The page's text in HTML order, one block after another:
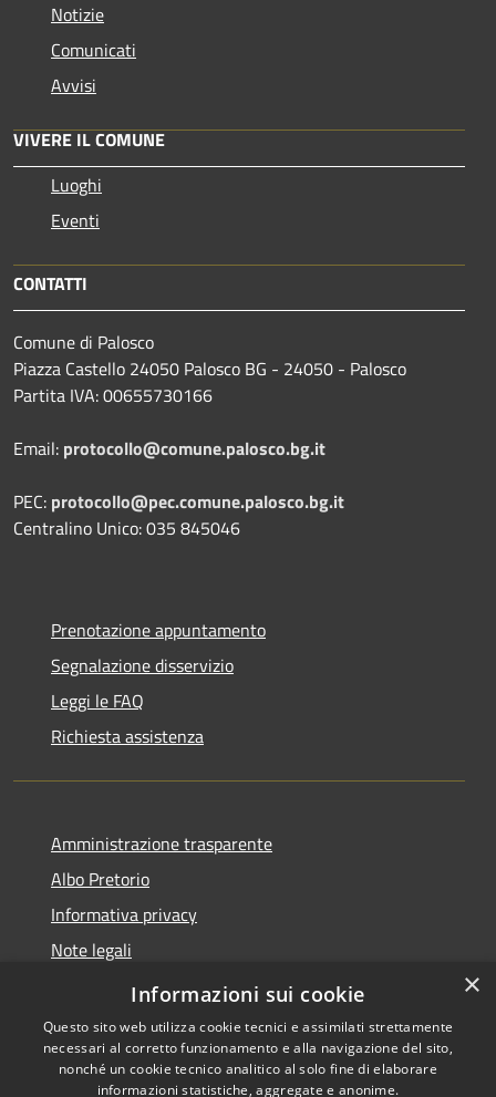
Notizie
Comunicati
Avvisi
VIVERE IL COMUNE
Luoghi
Eventi
CONTATTI
Comune di Palosco
Piazza Castello 24050 Palosco BG - 24050 - Palosco
Partita IVA: 00655730166
Email: protocollo@comune.palosco.bg.it
PEC: protocollo@pec.comune.palosco.bg.it
Centralino Unico: 035 845046
Prenotazione appuntamento
Segnalazione disservizio
Leggi le FAQ
Richiesta assistenza
Amministrazione trasparente
Albo Pretorio
Informativa privacy
Note legali
Dichiarazione di accessibilità
×
Informazioni sui cookie
Questo sito web utilizza cookie tecnici e assimilati strettamente
necessari al corretto funzionamento e alla navigazione del sito,
nonché un cookie tecnico analitico al solo fine di elaborare
informazioni statistiche, aggregate e anonime.